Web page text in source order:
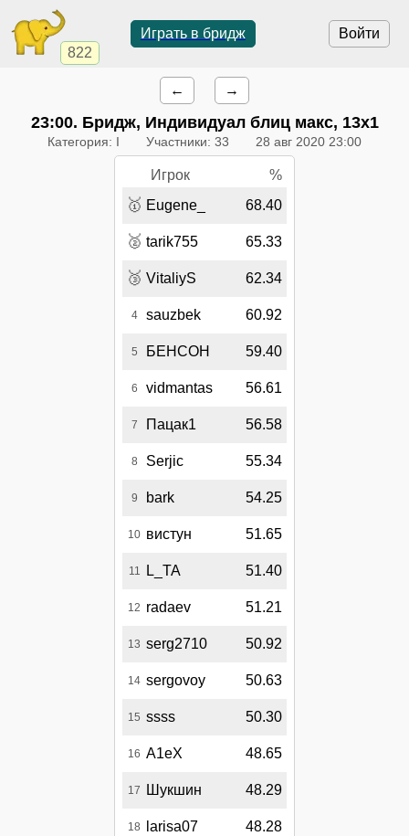
822
Войти
Играть в бридж
← →
23:00. Бридж, Индивидуал блиц макс, 13х1
Категория: I Участники: 33 28 авг 2020 23:00
Игрок %
🥇 Eugene_ 68.40
🥈 tarik755 65.33
🥉 VitaliyS 62.34
4 sauzbek 60.92
5 БЕНСОН 59.40
6 vidmantas 56.61
7 Пацак1 56.58
8 Serjic 55.34
9 bark 54.25
10 вистун 51.65
11 L_TA 51.40
12 radaev 51.21
13 serg2710 50.92
14 sergovoy 50.63
15 ssss 50.30
16 A1eX 48.65
17 Шукшин 48.29
18 larisa07 48.28